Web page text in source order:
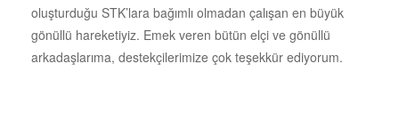
oluşturduğu STK’lara bağımlı olmadan çalışan en büyük
gönüllü hareketiyiz. Emek veren bütün elçi ve gönüllü
arkadaşlarıma, destekçilerimize çok teşekkür ediyorum.